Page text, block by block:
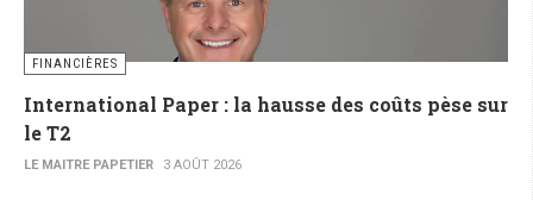
FINANCIÈRES
International Paper : la hausse des coûts pèse sur
le T2
LE MAITRE PAPETIER 3 AOÛT 2026